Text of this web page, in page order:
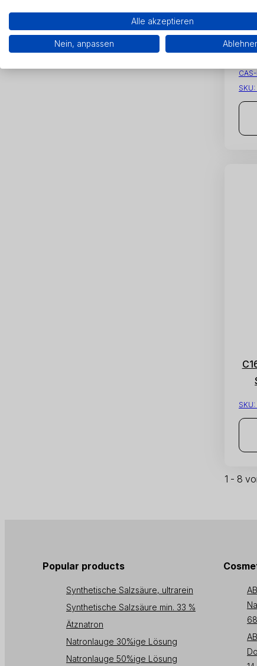
INCI-
SKU:
SKU:
1 - 8
Popular products
Synthetische Salzsäure, ultrarein
Synthetische Salzsäure min. 33 %
Ätznatron
Natronlauge 30%ige Lösung
Natronlauge 50%ige Lösung
Alle akzeptieren
Nein, anpassen